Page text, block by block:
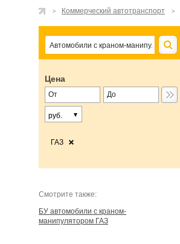
Коммерческий автотранспорт
Цена
руб.
ГАЗ
Cмотрите также:
БУ автомобили с краном-
манипулятором ГАЗ